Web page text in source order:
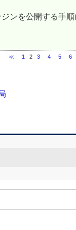
ンを公開する手順
≪ 1 2 3 4 5 6